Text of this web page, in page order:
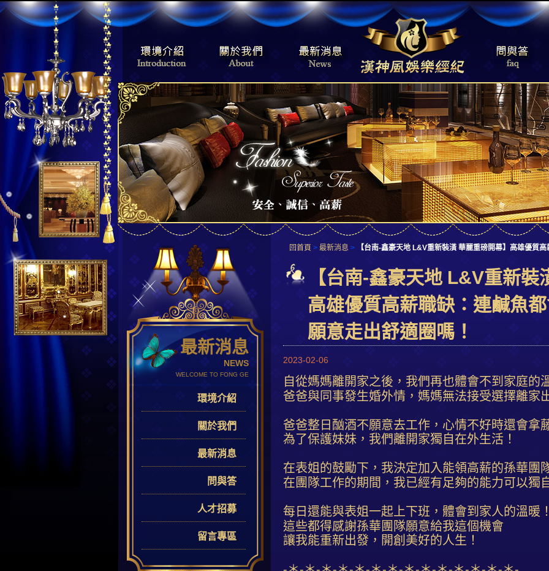
最新消息
NEWS
WELCOME TO FONG GE
環境介紹
關於我們
最新消息
問與答
人才招募
留言專區
回首頁 > 最新消息 > 【台南-鑫豪天地 L&V重新裝潢 華麗重磅開幕】高雄優質
【台南-鑫豪天地 L&V重新
高雄優質高薪職缺：連鹹魚
願意走出舒適圈嗎！
2023-02-06
自從媽媽離開家之後，我們再也體會不到家庭的
爸爸與同事發生婚外情，媽媽無法接受選擇離
爸爸整日酗酒不願意去工作，心情不好時還會拿
為了保護妹妹，我們離開家獨自在外生活！
在表姐的鼓勵下，我決定加入能領高薪的孫華團
在團隊工作的期間，我已經有足夠的能力可以獨
每日還能與表姐一起上下班，體會到家人的溫暖
這些都得感謝孫華團隊願意給我這個機會
讓我能重新出發，開創美好的人生！